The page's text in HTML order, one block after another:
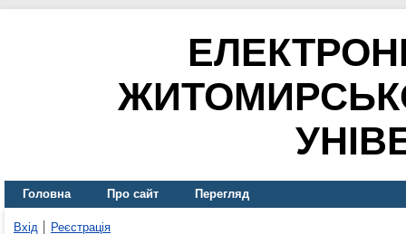
Головна Про сайт Перегляд
Вхід Реєстрація